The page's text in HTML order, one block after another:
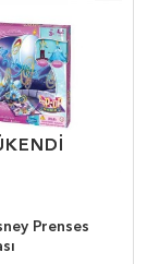
Prenses